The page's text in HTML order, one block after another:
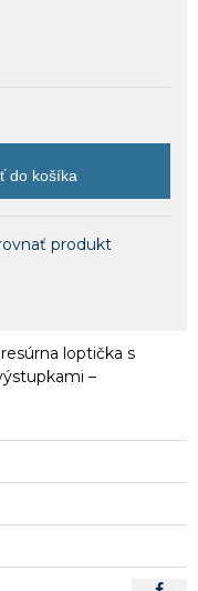
do košíka
produkt
loptička s
–